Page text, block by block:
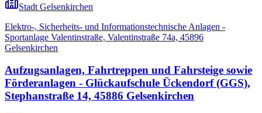
Stadt Gelsenkirchen
Elektro-, Sicherheits- und Informationstechnische Anlagen -
Sportanlage Valentinstraße, Valentinstraße 74a, 45896
Gelsenkirchen
Aufzugsanlagen, Fahrtreppen und Fahrsteige sowie
Förderanlagen - Glückaufschule Ückendorf (GGS),
Stephanstraße 14, 45886 Gelsenkirchen